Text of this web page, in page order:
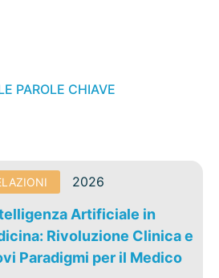
PAROLE CHIAVE
2026
Artificiale in
Rivoluzione Clinica e
Paradigmi per il Medico